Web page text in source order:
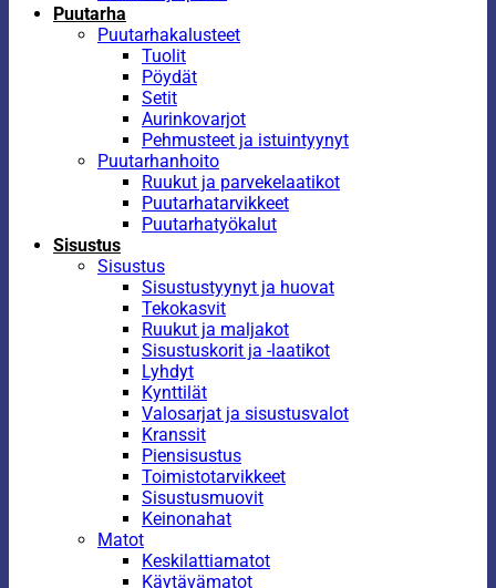
Puutarha
Puutarhakalusteet
Tuolit
Pöydät
Setit
Aurinkovarjot
Pehmusteet ja istuintyynyt
Puutarhanhoito
Ruukut ja parvekelaatikot
Puutarhatarvikkeet
Puutarhatyökalut
Sisustus
Sisustus
Sisustustyynyt ja huovat
Tekokasvit
Ruukut ja maljakot
Sisustuskorit ja -laatikot
Lyhdyt
Kynttilät
Valosarjat ja sisustusvalot
Kranssit
Piensisustus
Toimistotarvikkeet
Sisustusmuovit
Keinonahat
Matot
Keskilattiamatot
Käytävämatot